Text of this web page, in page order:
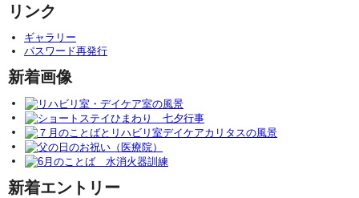
リンク
ギャラリー
パスワード再発行
新着画像
新着エントリー